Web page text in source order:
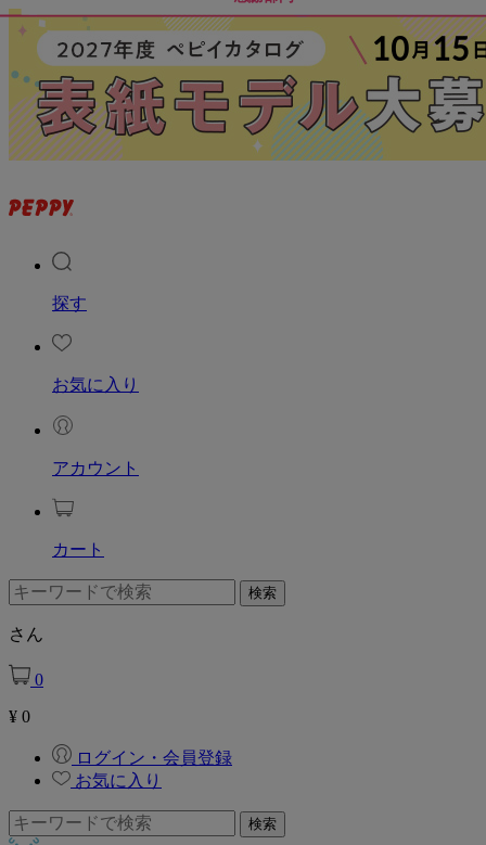
探す
お気に入り
アカウント
カート
さん
0
¥ 0
ログイン・会員登録
お気に入り